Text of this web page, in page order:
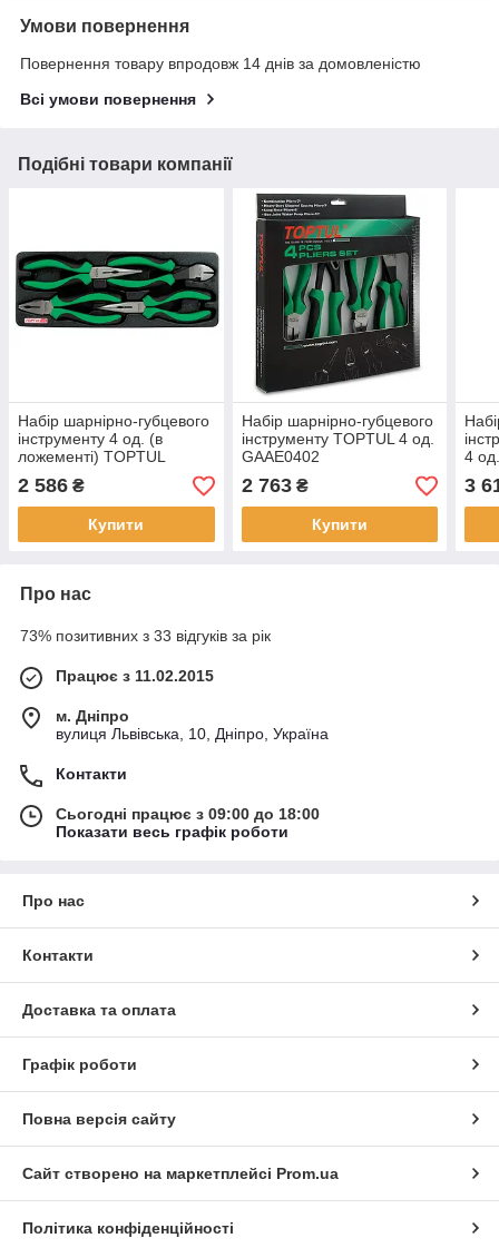
Умови повернення
Повернення товару впродовж 14 днів за домовленістю
Всі умови повернення
Подібні товари компанії
Набір шарнірно-губцевого
інструменту 4 од. (в
ложементі) TOPTUL
GBAT0402
2 586 ₴
Купити
Набір шарнірно-губцевого
інструменту TOPTUL 4 од.
GAAE0402
2 763₴
Купити
4
3
Про нас
73% позитивних з 33 відгуків за рік
Працює з 11.02.2015
м. Дніпро
вулиця Львівська, 10, Дніпро, Україна
Контакти
Сьогодні працює з 09:00 до 18:00
Показати весь графік роботи
Про нас
Контакти
Доставка та оплата
Графік роботи
Повна версія сайту
Сайт створено на маркетплейсі Prom.ua
Політика конфіденційності